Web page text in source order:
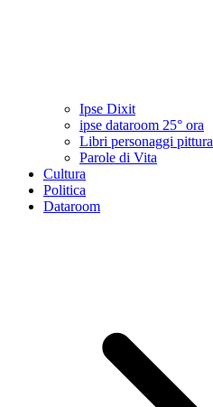
Ipse Dixit
ipse dataroom 25° ora
Libri personaggi pittura
Parole di Vita
Cultura
Politica
Dataroom